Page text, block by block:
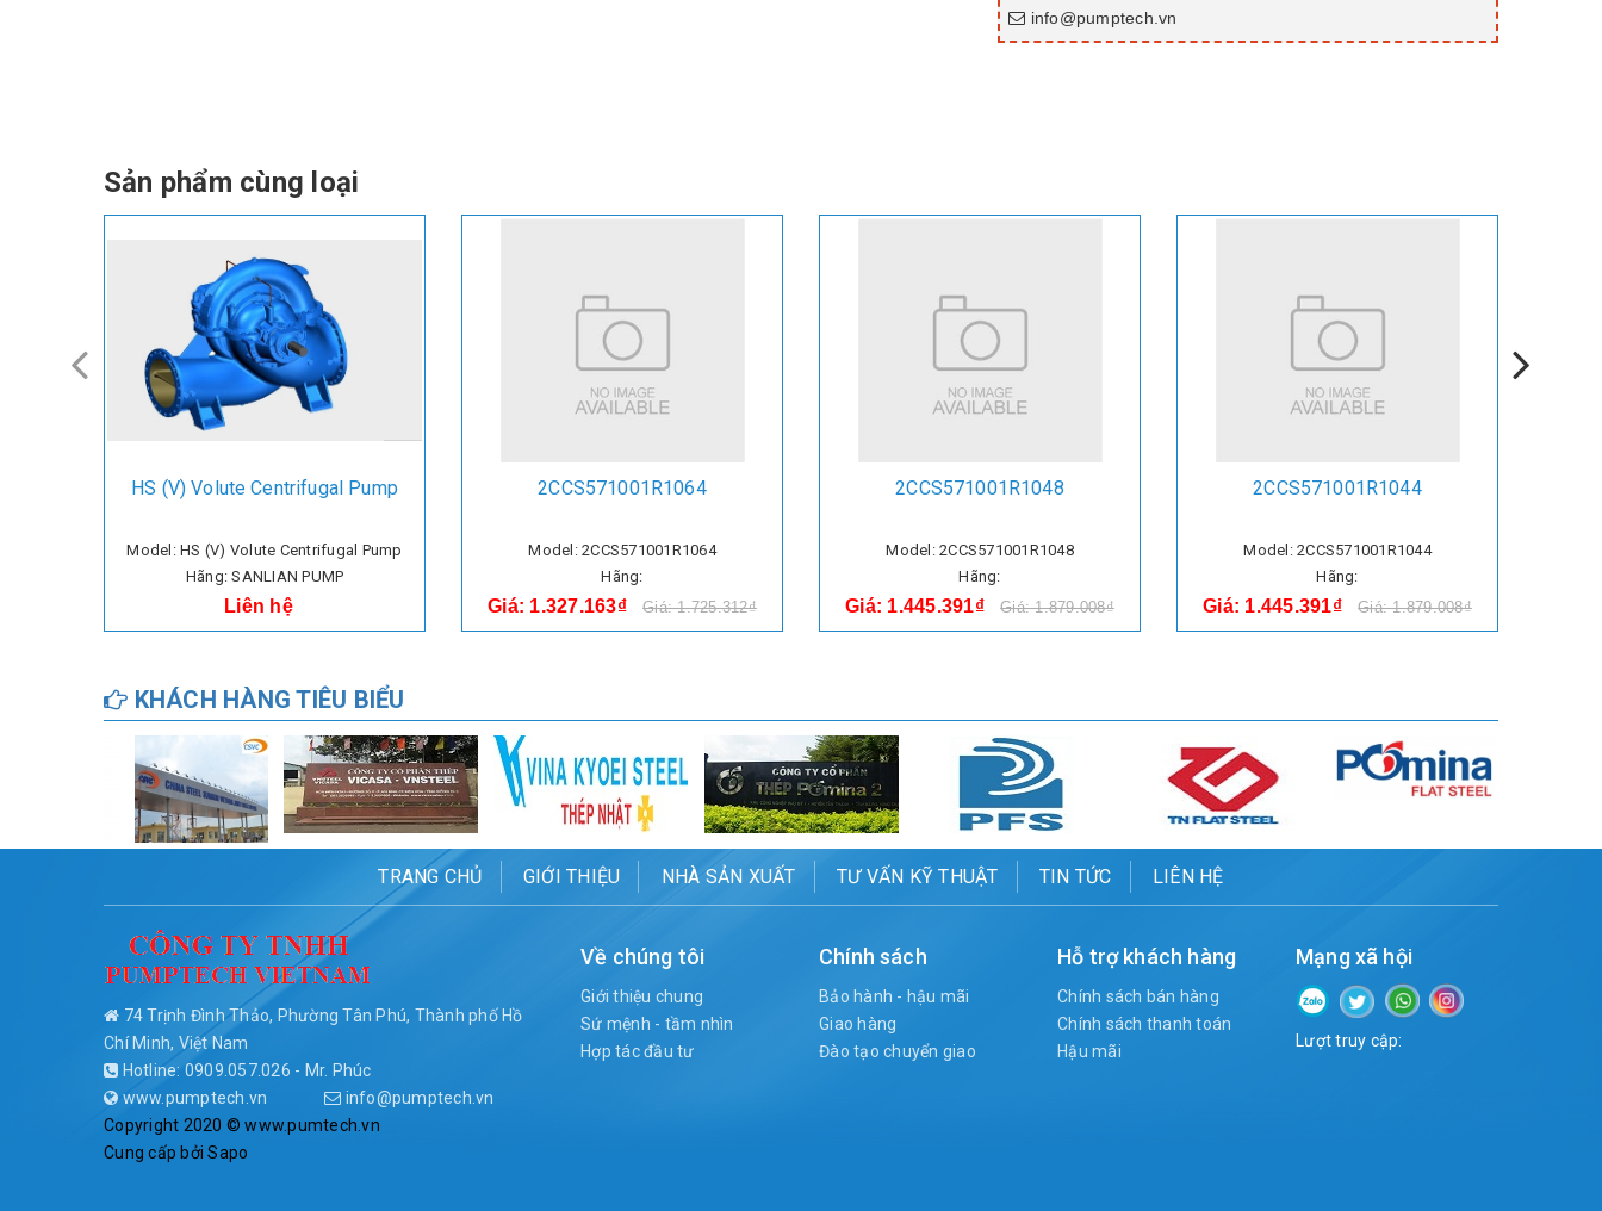
info@pumptech.vn
Sản phẩm cùng loại
HS (V) Volute Centrifugal Pump
Model: HS (V) Volute Centrifugal Pump
Hãng: SANLIAN PUMP
Liên hệ
2CCS571001R1064
Model: 2CCS571001R1064
Hãng:
Giá: 1.327.163₫ Giá: 1.725.312₫
2CCS571001R1048
Model: 2CCS571001R1048
Hãng:
Giá: 1.445.391₫ Giá: 1.879.008₫
2CCS571001R1044
Model: 2CCS571001R1044
Hãng:
Giá: 1.445.391₫ Giá: 1.879.008₫
KHÁCH HÀNG TIÊU BIỂU
TRANG CHỦ GIỚI THIỆU NHÀ SẢN XUẤT TƯ VẤN KỸ THUẬT TIN TỨC LIÊN HỆ
74 Trịnh Đình Thảo, Phường Tân Phú, Thành phố Hồ
Chí Minh, Việt Nam
Hotline: 0909.057.026 - Mr. Phúc
www.pumptech.vn
info@pumptech.vn
Copyright 2020 © www.pumtech.vn
Cung cấp bởiSapo
Về chúng tôi
Giới thiệu chung
Sứ mệnh - tầm nhìn
Hợp tác đầu tư
Chính sách
Bảo hành - hậu mãi
Giao hàng
Đào tạo chuyển giao
Hỗ trợ khách hàng
Chính sách bán hàng
Chính sách thanh toán
Hậu mãi
Mạng xã hội
Lượt truy cập: